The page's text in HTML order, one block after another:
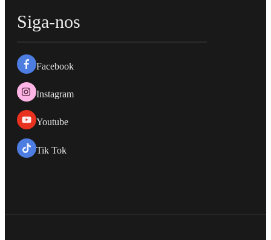
Siga-nos
Facebook
Instagram
Youtube
Tik Tok